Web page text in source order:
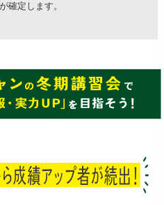
確定します。